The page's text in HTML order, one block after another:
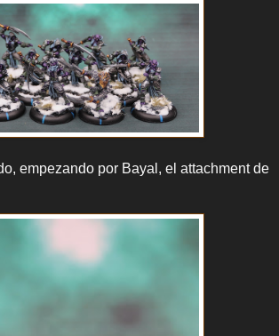
empezando por Bayal, el attachment de